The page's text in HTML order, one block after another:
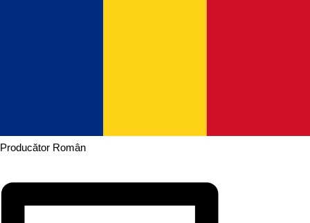
Producător Român